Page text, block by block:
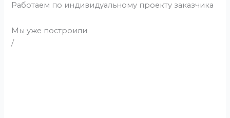
Работаем по индивидуальному проекту заказчика
Мы уже построили
/